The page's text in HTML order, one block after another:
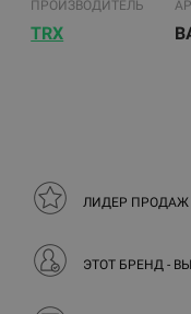
ПРОИЗВОДИТЕЛЬ
TRX
ЛИДЕР ПРОДАЖ
ЭТОТ БРЕНД -